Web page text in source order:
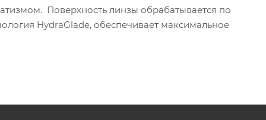
Поверхность линзы обрабатывается по
HydraGlade, обеспечивает максимальное